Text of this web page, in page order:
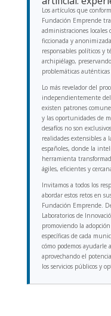
Los artículos que
Fundación Emprende
administraciones locales
ficcionada y
responsables políticos y
archipiélago,
problemáticas
Lo más revelador del
independientemente
existen patrones
y las oportunidades de
desafíos no son
realidades extensibles a
españoles, donde la
herramienta
ágiles, eficientes y
Invitamos a todos los
abordar estos retos en
Fundación Emprende.
Laboratorios de
promoviendo la
específicas de cada
cómo podemos
aprovechando el
los servicios públicos y